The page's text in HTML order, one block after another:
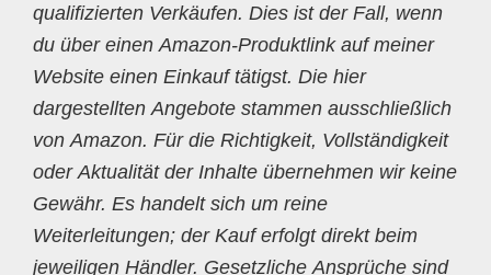
qualifizierten Verkäufen. Dies ist der Fall, wenn
du über einen Amazon-Produktlink auf meiner
Website einen Einkauf tätigst. Die hier
dargestellten Angebote stammen ausschließlich
von Amazon. Für die Richtigkeit, Vollständigkeit
oder Aktualität der Inhalte übernehmen wir keine
Gewähr. Es handelt sich um reine
Weiterleitungen; der Kauf erfolgt direkt beim
jeweiligen Händler. Gesetzliche Ansprüche sind